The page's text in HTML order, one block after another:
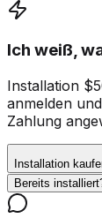
Ich weiß,
Installation
anmelden
Zahlung
Installation
Bereits